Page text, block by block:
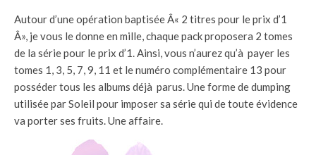
Autour d’une opération baptisée Â« 2 titres pour le prix d’1
Â», je vous le donne en mille, chaque pack proposera 2 tomes
de la série pour le prix d’1. Ainsi, vous n’aurez qu’à payer les
tomes 1, 3, 5, 7, 9, 11 et le numéro complémentaire 13 pour
posséder tous les albums déjà parus. Une forme de dumping
utilisée par Soleil pour imposer sa série qui de toute évidence
va porter ses fruits. Une affaire.